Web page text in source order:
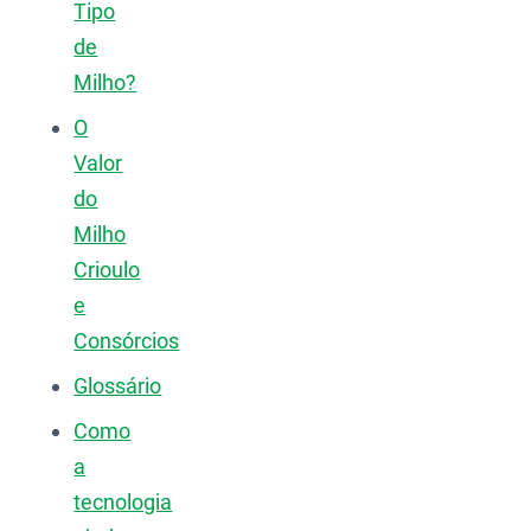
Tipo
de
Milho?
O
Valor
do
Milho
Crioulo
e
Consórcios
Glossário
Como
a
tecnologia